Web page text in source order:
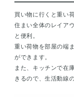
買い物に行くと重い
住まい全体のレイア
と便利。
重い荷物を部屋の端
ができます。
また、キッチンで在
きるので、生活動線